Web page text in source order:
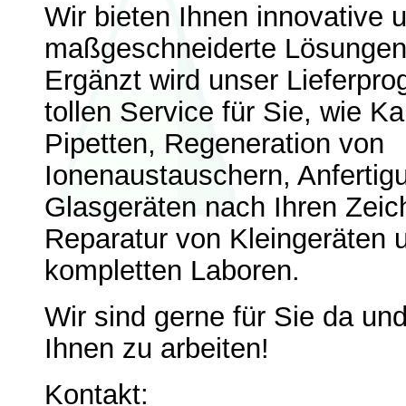
Wir bieten Ihnen innovative
maßgeschneiderte
Ergänzt wird unser
tollen Service für Sie, wie
Pipetten, Regeneration von
Ionenaustauschern,
Glasgeräten nach Ihren
Reparatur von Kleingeräten
kompletten Laboren.
Wir sind gerne für Sie da
Ihnen zu arbeiten!
Kontakt: